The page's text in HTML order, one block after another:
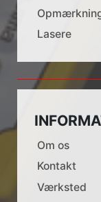
Lasere
Om os
Kontakt
Værksted